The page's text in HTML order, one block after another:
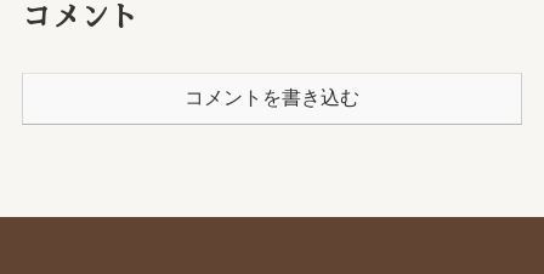
コメント
コメントを書き込む